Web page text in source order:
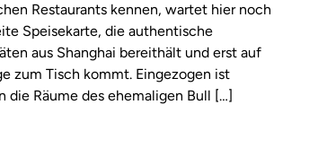
Restaurants kennen, wartet hier noch
Speisekarte, die authentische
aus Shanghai bereithält und erst auf
zum Tisch kommt. Eingezogen ist
die Räume des ehemaligen Bull […]